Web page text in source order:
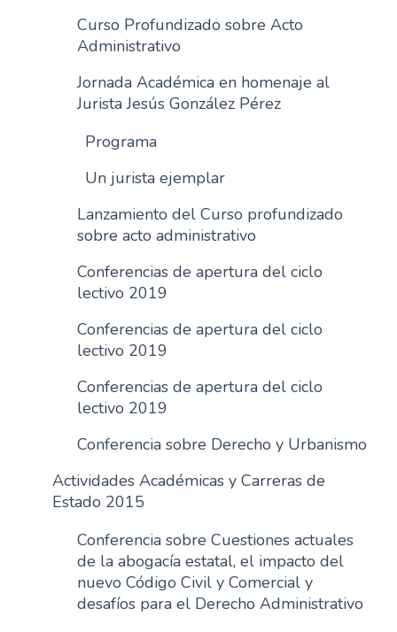
Curso Profundizado sobre Acto
Administrativo
Jornada Académica en homenaje al
Jurista Jesús González Pérez
Programa
Un jurista ejemplar
Lanzamiento del Curso profundizado
sobre acto administrativo
Conferencias de apertura del ciclo
lectivo 2019
Conferencias de apertura del ciclo
lectivo 2019
Conferencias de apertura del ciclo
lectivo 2019
Conferencia sobre Derecho y Urbanismo
Actividades Académicas y Carreras de
Estado 2015
Conferencia sobre Cuestiones actuales
de la abogacía estatal, el impacto del
nuevo Código Civil y Comercial y
desafíos para el Derecho Administrativo